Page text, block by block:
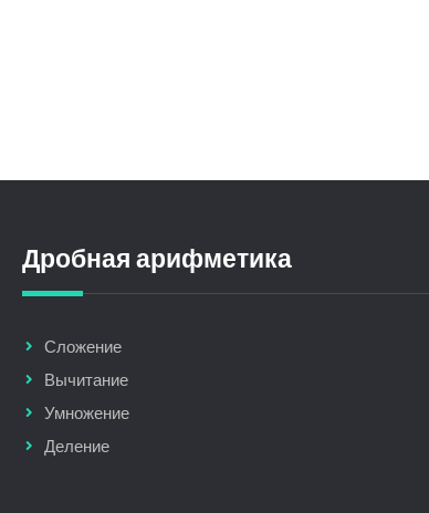
Дробная арифметика
Сложение
Вычитание
Умножение
Деление